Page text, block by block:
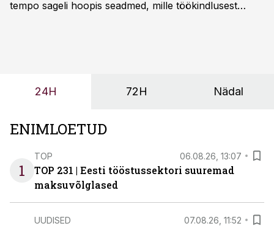
tempo sageli hoopis seadmed, mille töökindlusest
24H 72H Nädal
ENIMLOETUD
1
TOP 06.08.26, 13:07
TOP 231 | Eesti tööstussektori suuremad
maksuvõlglased
UUDISED 07.08.26, 11:52